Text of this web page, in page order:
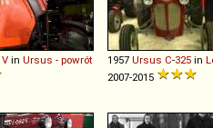
V in Ursus - powrót
1957 Ursus C-325 in
2007-2015